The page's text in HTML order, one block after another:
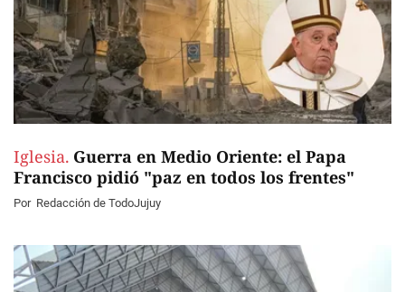
Iglesia. Guerra en Medio Oriente: el Papa
Francisco pidió "paz en todos los frentes"
Por Redacción de TodoJujuy